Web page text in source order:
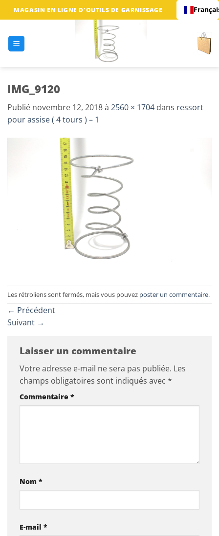
Passer
au
MAGASIN EN LIGNE D'OUTILS DE GARNISSAGE
IMG_9120
Publié novembre 12, 2018à 2560 × 1704 dans ressort
pour assise ( 4 tours ) – 1
Les rétroliens sont fermés, mais vous pouvez poster un commentaire.
← Précédent
Suivant →
Laisser un commentaire
Votre adresse e-mail ne sera pas publiée. Les
champs obligatoires sont indiqués avec *
Commentaire *
Nom *
E-mail *